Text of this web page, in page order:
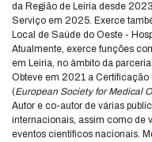
da Região de Leiria desde
Serviço em 2025. Exerce
Local de Saúde do Oeste -
Atualmente, exerce funções
em Leiria, no âmbito da
Obteve em 2021 a
(European Society for Medical
Autor e co-autor de várias
internacionais, assim como de
eventos científicos nacionais.